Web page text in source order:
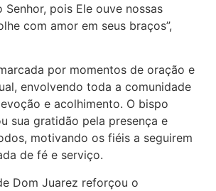
pois Ele ouve nossas
com amor em seus braços”,
por momentos de oração e
envolvendo toda a comunidade
e acolhimento. O bispo
sua gratidão pela presença e
motivando os fiéis a seguirem
de fé e serviço.
Dom Juarez reforçou o